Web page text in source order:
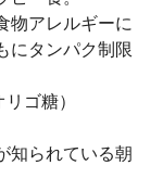
物アレルギーに
にタンパク制限
ゴ糖）
知られている朝